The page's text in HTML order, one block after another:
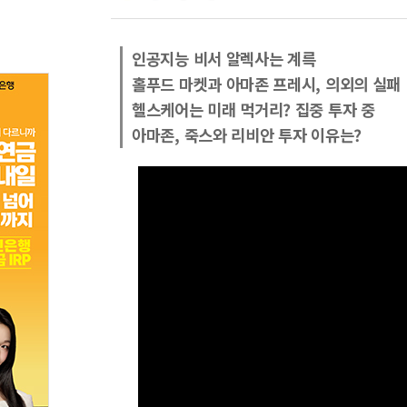
인공지능 비서 알렉사는 계륵
홀푸드 마켓과 아마존 프레시, 의외의 실패
헬스케어는 미래 먹거리? 집중 투자 중
아마존, 죽스와 리비안 투자 이유는?